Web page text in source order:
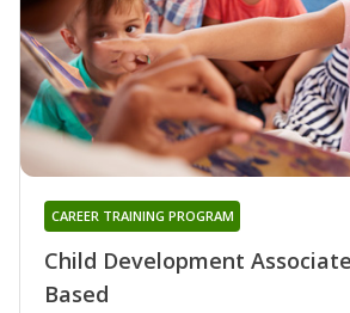
Child Development
Based
CAREER TRAINING PROGRAM